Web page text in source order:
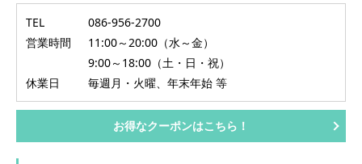
TEL
086-956-2700
営業時間
11:00～20:00（水～金）
9:00～18:00（土・日・祝）
休業日
毎週月・火曜、年末年始 等
お得なクーポンはこちら！